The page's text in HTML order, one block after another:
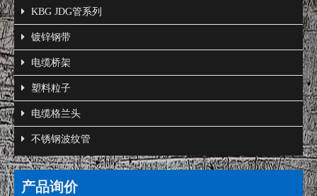
KBG JDG管系列
镀锌钢带
电缆桥架
塑料粒子
电缆格兰头
不锈钢波纹管
产品询价